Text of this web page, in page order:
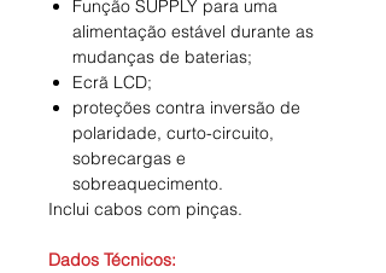
Função SUPPLY para uma
alimentação estável durante as
mudanças de baterias;
Ecrã LCD;
proteções contra inversão de
polaridade, curto-circuito,
sobrecargas e
sobreaquecimento.
Inclui cabos com pinças.
Dados Técnicos: